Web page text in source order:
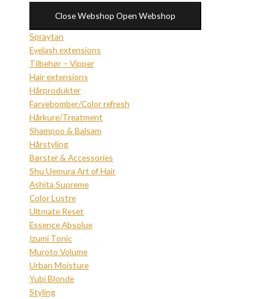
Close Webshop Open Webshop
Spraytan
Eyelash extensions
Tilbehør – Vipper
Hair extensions
Hårprodukter
Farvebomber/Color refresh
Hårkure/Treatment
Shampoo & Balsam
Hårstyling
Børster & Accessories
Shu Uemura Art of Hair
Ashita Supreme
Color Lustre
Ultmate Reset
Essence Absolue
Izumi Tonic
Muroto Volume
Urban Moisture
Yubi Blonde
Styling